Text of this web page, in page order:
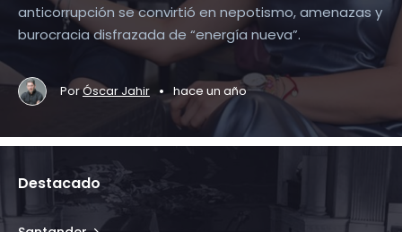
anticorrupción se convirtió en nepotismo, amenazas y
burocracia disfrazada de “energía nueva”.
PorÓscar Jahir • hace un año
Destacado